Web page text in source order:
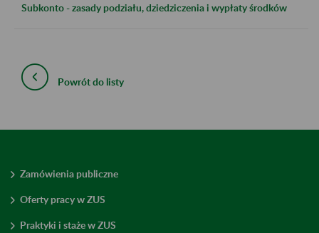
Subkonto - zasady podziału, dziedziczenia i wypłaty środków
Powrót do listy
Zamówienia publiczne
Oferty pracy w ZUS
Praktyki i staże w ZUS